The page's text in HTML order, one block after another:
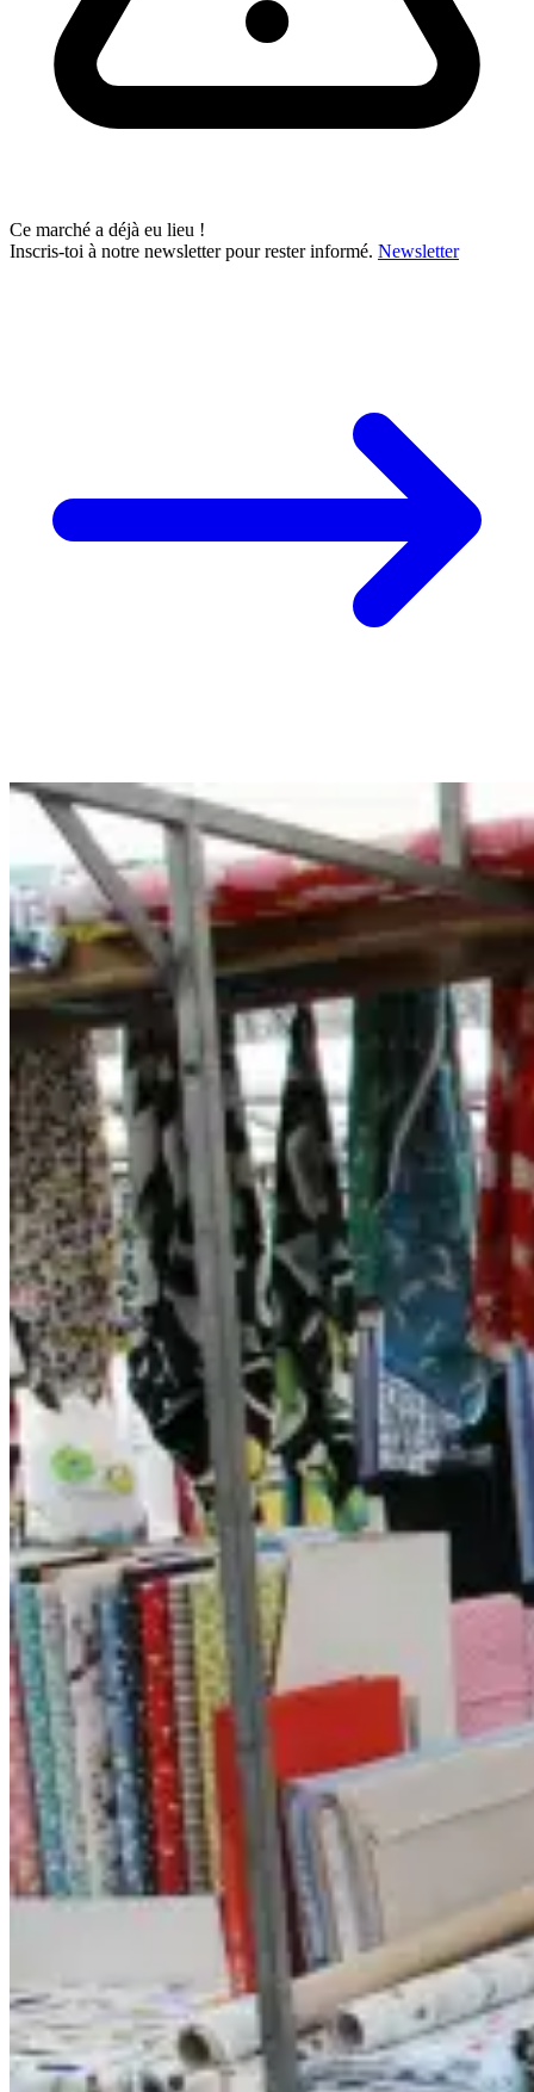
Ce marché a déjà eu lieu !
Inscris-toi à notre newsletter pour rester informé. Newsletter